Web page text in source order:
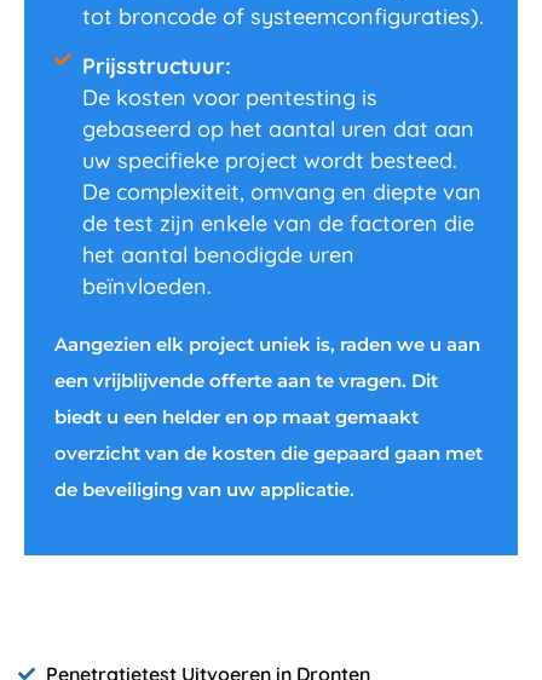
tot broncode of systeemconfiguraties).
Prijsstructuur:
De kosten voor pentesting is
gebaseerd op het aantal uren dat aan
uw specifieke project wordt besteed.
De complexiteit, omvang en diepte van
de test zijn enkele van de factoren die
het aantal benodigde uren
beïnvloeden.
Aangezien elk project uniek is, raden we u aan
een vrijblijvende offerte aan te vragen. Dit
biedt u een helder en op maat gemaakt
overzicht van de kosten die gepaard gaan met
de beveiliging van uw applicatie.
Penetratietest Uitvoeren in Dronten